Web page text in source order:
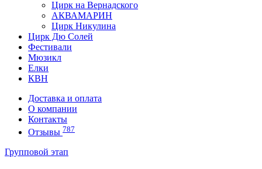
Цирк на Вернадского
АКВАМАРИН
Цирк Никулина
Цирк Дю Солей
Фестивали
Мюзикл
Елки
КВН
Доставка и оплата
О компании
Контакты
Отзывы 787
Групповой этап